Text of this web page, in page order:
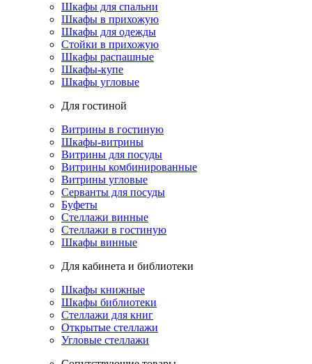
Шкафы для спальни
Шкафы в прихожую
Шкафы для одежды
Стойки в прихожую
Шкафы распашные
Шкафы-купе
Шкафы угловые
Для гостиной
Витрины в гостиную
Шкафы-витрины
Витрины для посуды
Витрины комбинированные
Витрины угловые
Серванты для посуды
Буфеты
Стеллажи винные
Стеллажи в гостиную
Шкафы винные
Для кабинета и библиотеки
Шкафы книжные
Шкафы библиотеки
Стеллажи для книг
Открытые стеллажи
Угловые стеллажи